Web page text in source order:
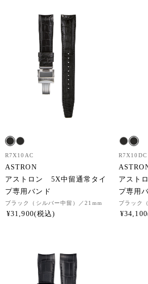
R7X10AC
ASTRON
アストロン 5X中留通常タイ
プ専用バンド
ブラック（シルバー中留） ／21mm
¥31,900
R7X10DC
アスト
プ専用
ブラック
¥34,100